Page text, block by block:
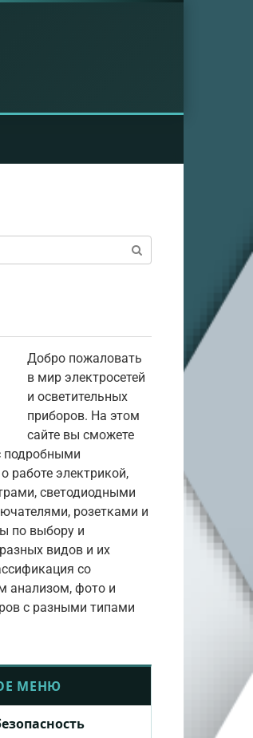
Добро пожаловать
в мир электросетей
и осветительных
приборов. На этом
сайте вы сможете
подробными
работе электрикой,
светодиодными
розетками и
по выбору и
видов и их
со
анализом, фото и
с разными типами
МЕНЮ